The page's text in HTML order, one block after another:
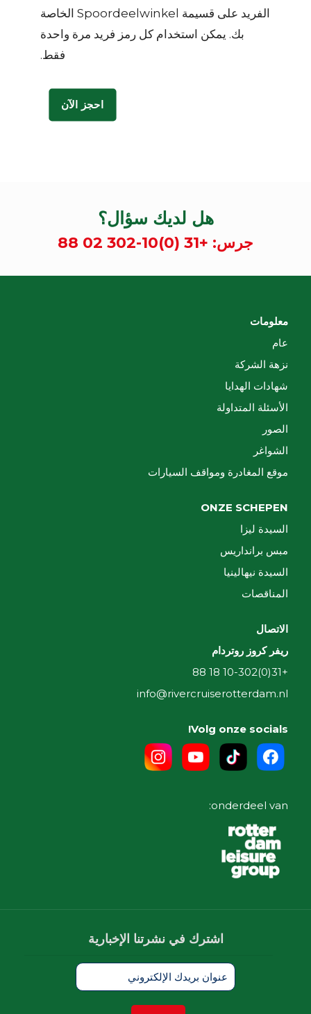
الفريد على قسيمة Spoordeelwinkel الخاصة
بك. يمكن استخدام كل رمز فريد مرة واحدة
فقط.
احجز الآن
هل لديك سؤال؟
جرس: +31 (0)10-302 02 88
معلومات
عام
نزهة الشركة
شهادات الهدايا
الأسئلة المتداولة
الصور
الشواغر
موقع المغادرة ومواقف السيارات
ONZE SCHEPEN
السيدة ليزا
مبس برانداريس
السيدة نيهالينيا
المناقصات
الاتصال
ريفر كروز روتردام
+31(0)10-302 18 88
info@rivercruiserotterdam.nl
Volg onze socials!
onderdeel van:
اشترك في نشرتنا الإخبارية